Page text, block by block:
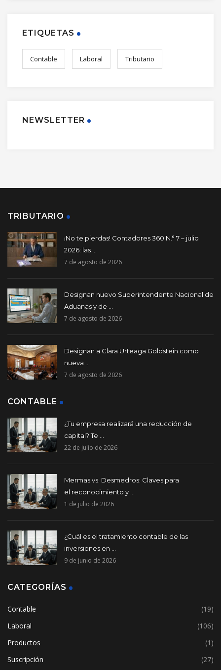
ETIQUETAS
Contable Laboral Tributario
NEWSLETTER
TRIBUTARIO
¡No te pierdas! Contadores 360 N.° 7 – julio
2026: las ...
7 de agosto de 2026
Designan nuevo Superintendente Nacional de
Aduanas y de ...
7 de agosto de 2026
Designan a Clara Urteaga Goldstein como
nueva ...
7 de agosto de 2026
CONTABLE
¿Tu empresa realizará una reducción de
capital? Te ...
22 de julio de 2026
Mermas vs. Desmedros: Claves para
el reconocimiento y ...
1 de julio de 2026
¿Cuál es el tratamiento contable de las
inversiones en ...
9 de junio de 2026
CATEGORÍAS
Contable
(19)
Laboral
(106)
Productos
(1)
Suscripción
(27)